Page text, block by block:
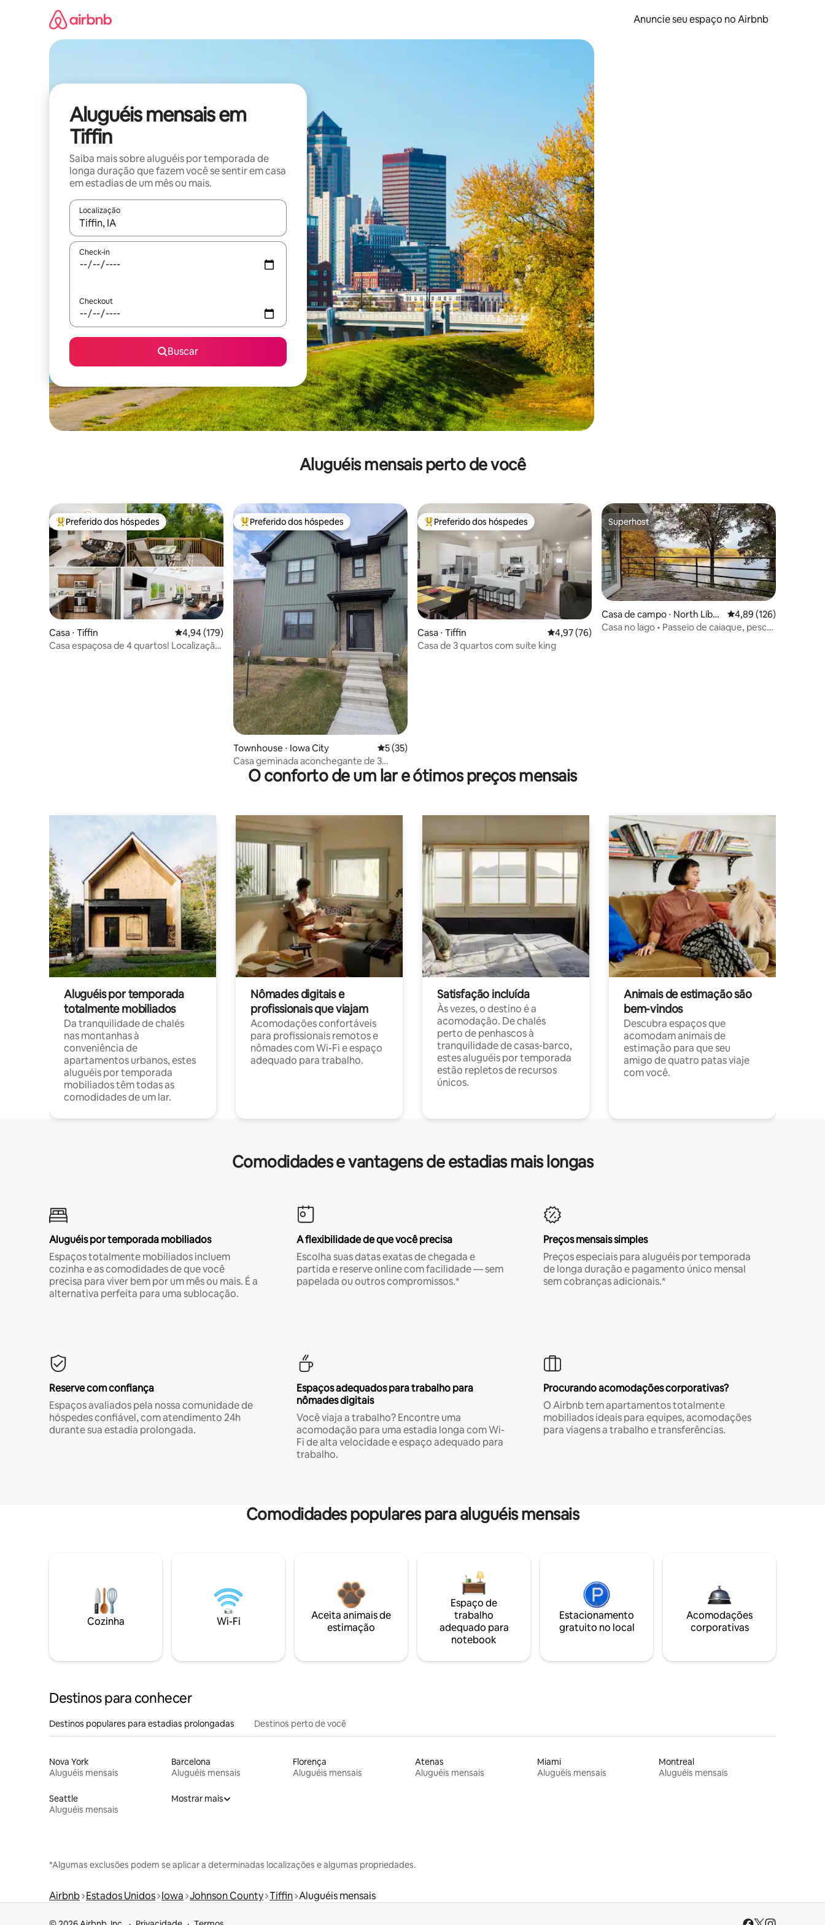
Anuncie seu espaço no Airbnb
Aluguéis mensais em
Tiffin
Saiba mais sobre aluguéis por temporada de
longa duração que fazem você se sentir em casa
em estadias de um mês ou mais.
Localização
Quando os resultados estiverem disponíveis, explore-os usando as seta para cima e para baixo do teclado ou tocando e deslizando o dedo na tela.
Check-in
Checkout
Buscar
Aluguéis mensais perto de você
Entre os melhores preferidos dos hóspedes
Preferido dos hóspedes
Casa ⋅ Tiffin 4,94 de uma avaliação média de 5, 179 avaliações
4,94 (179)
Casa espaçosa de 4 quartos! Localização
Entre os melhores preferidos dos hóspedes
Preferido dos hóspedes
Townhouse ⋅ Iowa City 5 de uma avaliação média de 5, 35 avaliações
5 (35)
Casa geminada aconchegante de 3
quartos – perto de UI, Kinnick!
Entre os melhores preferidos dos hóspedes
Preferido dos hóspedes
Casa ⋅ Tiffin 4,97 de uma avaliação média de 5, 76 avaliações
4,97 (76)
Casa de 3 quartos com suíte king
Superhost
Superhost
Casa de campo ⋅ North Liber
ty
4,89 de uma avaliação
4,89 (126)
Casa no lago • Passeio de caiaque, pesca,
O conforto de um lar e ótimos preços mensais
Aluguéis por temporada
totalmente mobiliados
Da tranquilidade de chalés
nas montanhas à
conveniência de
apartamentos urbanos, estes
aluguéis por temporada
mobiliados têm todas as
comodidades de um lar.
Nômades digitais e
profissionais que viajam
Acomodações confortáveis
para profissionais remotos e
nômades com Wi-Fi e espaço
adequado para trabalho.
Satisfação incluída
Às vezes, o destino é a
acomodação. De chalés
perto de penhascos à
tranquilidade de casas-barco,
estes aluguéis por temporada
estão repletos de recursos
únicos.
Animais de estimação são
bem-vindos
Descubra espaços que
acomodam animais de
estimação para que seu
amigo de quatro patas viaje
com você.
Comodidades e vantagens de estadias mais longas
Aluguéis por temporada mobiliados
Espaços totalmente mobiliados incluem
cozinha e as comodidades de que você
precisa para viver bem por um mês ou mais. É a
alternativa perfeita para uma sublocação.
A flexibilidade de que você precisa
Escolha suas datas exatas de chegada e
partida e reserve online com facilidade — sem
papelada ou outros compromissos.*
Preços mensais simples
Preços especiais para aluguéis por temporada
de longa duração e pagamento único mensal
sem cobranças adicionais.*
Reserve com confiança
Espaços avaliados pela nossa comunidade de
hóspedes confiável, com atendimento 24h
durante sua estadia prolongada.
Espaços adequados para trabalho para
nômades digitais
Você viaja a trabalho? Encontre uma
acomodação para uma estadia longa com Wi-
Fi de alta velocidade e espaço adequado para
trabalho.
Procurando acomodações corporativas?
O Airbnb tem apartamentos totalmente
mobiliados ideais para equipes, acomodações
para viagens a trabalho e transferências.
Comodidades populares para aluguéis mensais
Cozinha Wi-Fi
Aceita animais de
estimação
Espaço de
trabalho
adequado para
notebook
Estacionamento
gratuito no local
Acomodações
corporativas
Destinos para conhecer
Destinos populares para estadias prolongadas Destinos perto de você
Nova York
Aluguéis mensais
Barcelona
Aluguéis mensais
Florença
Aluguéis mensais
Atenas
Aluguéis mensais
Miami
Aluguéis mensais
Montreal
Aluguéis mensais
Seattle
Aluguéis mensais
Mostrar mais
*Algumas exclusões podem se aplicar a determinadas localizações e algumas propriedades.
Airbnb Estados Unidos Iowa Johnson County Tiffin Aluguéis mensais